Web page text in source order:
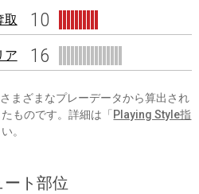
取 10
ア 16
まざまなプレーデータから算出され
ものです。詳細は「 Playing Style指
。
ート部位